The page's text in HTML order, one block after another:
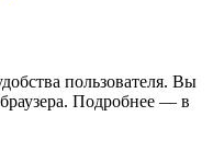
пользователя. Вы
Подробнее — в